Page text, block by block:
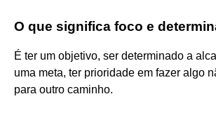
O que significa foco e
É ter um objetivo, ser determinado a
uma meta, ter prioridade em fazer algo
para outro caminho.